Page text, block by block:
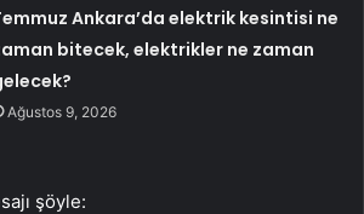
Ankara’da elektrik kesintisi ne
bitecek, elektrikler ne zaman
Ağustos 9, 2026
şöyle: